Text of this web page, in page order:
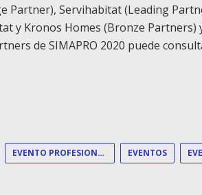
Partner), Servihabitat (Leading
y Kronos Homes (Bronze Partners)
de SIMAPRO 2020 puede
EVENTO PROFESIONAL EVENTOS